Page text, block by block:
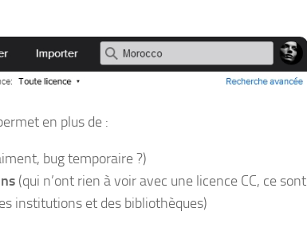
en plus de :
bug temporaire ?)
(qui n’ont rien à voir avec une licence CC, ce sont
institutions et des bibliothèques)